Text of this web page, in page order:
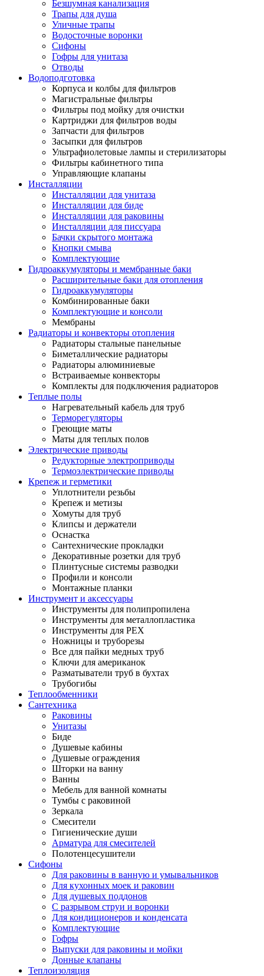
Безшумная канализация
Трапы для душа
Уличные трапы
Водосточные воронки
Сифоны
Гофры для унитаза
Отводы
Водоподготовка
Корпуса и колбы для фильтров
Магистральные фильтры
Фильтры под мойку для очистки
Картриджи для фильтров воды
Запчасти для фильтров
Засыпки для фильтров
Ультрафиолетовые лампы и стерилизаторы
Фильтры кабинетного типа
Управляющие клапаны
Инсталляции
Инсталляции для унитаза
Инсталляции для биде
Инсталляции для раковины
Инсталляции для писсуара
Бачки скрытого монтажа
Кнопки смыва
Комплектующие
Гидроаккумуляторы и мембранные баки
Расширительные баки для отопления
Гидроаккумуляторы
Комбинированные баки
Комплектующие и консоли
Мембраны
Радиаторы и конвекторы отопления
Радиаторы стальные панельные
Биметаллические радиаторы
Радиаторы алюминиевые
Встраиваемые конвекторы
Комплекты для подключения радиаторов
Теплые полы
Нагревательный кабель для труб
Терморегуляторы
Греющие маты
Маты для теплых полов
Электрические приводы
Редукторные электроприводы
Термоэлектрические приводы
Крепеж и герметики
Уплотнители резьбы
Крепеж и метизы
Хомуты для труб
Клипсы и держатели
Оснастка
Сантехнические прокладки
Декоративные розетки для труб
Плинтусные системы разводки
Профили и консоли
Монтажные планки
Инструмент и аксессуары
Инструменты для полипропилена
Инструменты для металлопластика
Инструменты для PEX
Ножницы и труборезы
Все для пайки медных труб
Ключи для американок
Разматыватели труб в бухтах
Трубогибы
Теплообменники
Сантехника
Раковины
Унитазы
Биде
Душевые кабины
Душевые ограждения
Шторки на ванну
Ванны
Мебель для ванной комнаты
Тумбы с раковиной
Зеркала
Смесители
Гигиенические души
Арматура для смесителей
Полотенцесушители
Сифоны
Для раковины в ванную и умывальников
Для кухонных моек и раковин
Для душевых поддонов
С разрывом струи и воронки
Для кондиционеров и конденсата
Комплектующие
Гофры
Выпуски для раковины и мойки
Донные клапаны
Теплоизоляция